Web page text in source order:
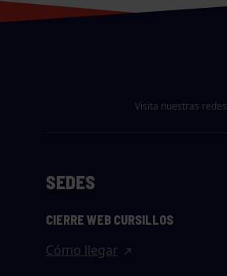
Visita nuestras redes
SEDES
CIERRE WEB CURSILLOS
Cómo llegar